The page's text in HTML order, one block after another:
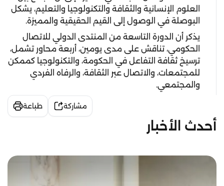
العلوم الإنسانية والثقافة والتكنولوجيا والتعليم، يشكل
البوصلة في الوصول إلى القيم الحقيقية والمميزة.
يذكر أن الدورة التاسعة من المنتدى الدولي للاتصال
الحكومي، تناقش على مدى يومين، أربعة محاور تشمل،
ترسيخ ثقافة التفاعل في الحكومة، والتكنولوجيا كممكن
للمجتمعات، والاتصال عبر الثقافة، والرفاه الفردي
والمجتمعي.
مشاركة طباعة
أحدث الأخبار